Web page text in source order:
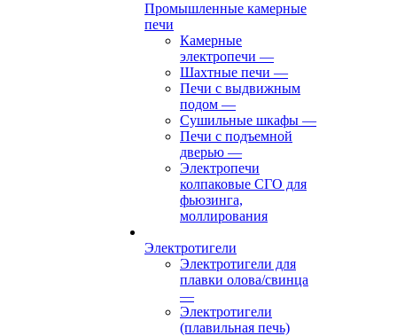
Промышленные камерные
печи
Камерные
электропечи —
Шахтные печи —
Печи с выдвижным
подом —
Сушильные шкафы —
Печи с подъемной
дверью —
Электропечи
колпаковые СГО для
фьюзинга,
моллирования
Электротигели
Электротигели для
плавки олова/свинца
—
Электротигели
(плавильная печь)